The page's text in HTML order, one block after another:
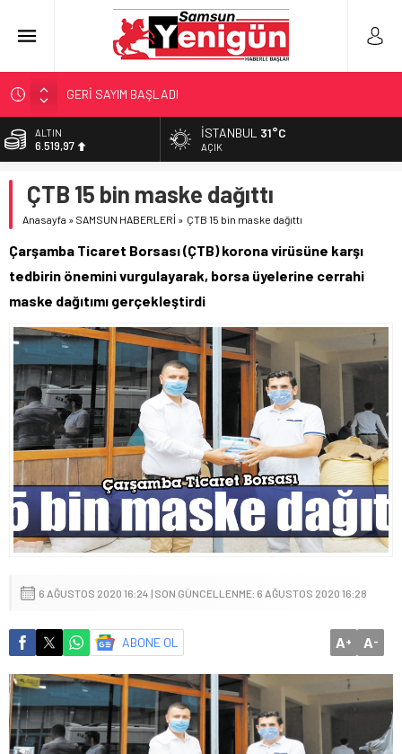
GERİ SAYIM BAŞLADI
SAMSUNSPOR’DA HEDEF 5’İNCİLİK!
‘BAFRA’YA YATIRIM YAPIN!’
YÖNETİCİ SEÇERKEN YAPILAN EN BÜYÜK HATALAR
ALTIN
6.519,97
13.798,82
DOLAR
55,0112
İSTANBUL 31°C
AÇIK
ÇTB 15 bin maske dağıttı
Anasayfa » SAMSUN HABERLERİ » ÇTB 15 bin maske dağıttı
Çarşamba Ticaret Borsası (ÇTB) korona virüsüne karşı
tedbirin önemini vurgulayarak, borsa üyelerine cerrahi
maske dağıtımı gerçekleştirdi
6 AĞUSTOS 2020 16:24 | SON GÜNCELLENME: 6 AĞUSTOS 2020 16:28
ABONE OL A+ A-